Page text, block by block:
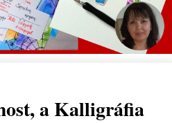
a Kalligráfia